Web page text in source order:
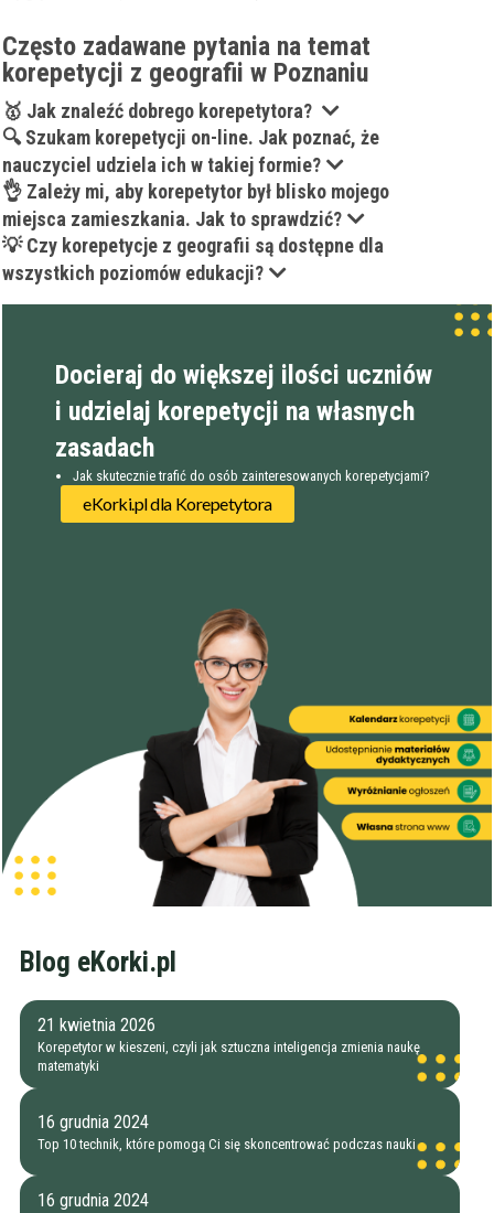
Często zadawane pytania na temat
korepetycji z geografii w Poznaniu
🥇 Jak znaleźć dobrego korepetytora?
🔍 Szukam korepetycji on-line. Jak poznać, że
nauczyciel udziela ich w takiej formie?
👌 Zależy mi, aby korepetytor był blisko mojego
miejsca zamieszkania. Jak to sprawdzić?
💡 Czy korepetycje z geografii są dostępne dla
wszystkich poziomów edukacji?
Docieraj do większej ilości uczniów
i udzielaj korepetycji na własnych
zasadach
Jak skutecznie trafić do osób zainteresowanych korepetycjami?
eKorki.pl dla Korepetytora
Blog eKorki.pl
21 kwietnia 2026
Korepetytor w kieszeni, czyli jak sztuczna inteligencja zmienia naukę
matematyki
16 grudnia 2024
Top 10 technik, które pomogą Ci się skoncentrować podczas nauki
16 grudnia 2024